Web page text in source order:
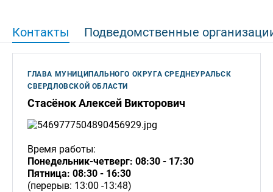
Контакты Подведомственные
ГЛАВА МУНИЦИПАЛЬНОГО ОКРУГА СРЕДНЕУРАЛЬСК
СВЕРДЛОВСКОЙ ОБЛАСТИ
Стасёнок Алексей Викторович
Время работы:
Понедельник-четверг: 08:30 - 17:30
Пятница: 08:30 - 16:30
(перерыв: 13:00 -13:48)